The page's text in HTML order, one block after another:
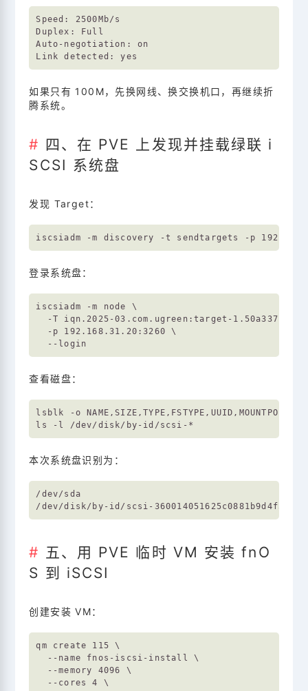
Speed: 2500Mb/s
Duplex: Full
Auto-negotiation: on
如果只有 100M，先换网线、换交换机口，再继续折
腾系统。
四、在 PVE 上发现并挂载绿联 i
SCSI 系统盘
发现 Target：
登录系统盘：
iscsiadm -m node \
-T iqn.2025-03.com.ugreen:target-1.50a337b00d
  -p 192.168.31.20:3260 \
查看磁盘：
lsblk -o NAME,SIZE,TYPE,FSTYPE,UUID,MOUNTPOINTS
本次系统盘识别为：
/dev/sda
五、用 PVE 临时 VM 安装 fnO
S 到 iSCSI
创建安装 VM：
qm create 115 \
  --name fnos-iscsi-install \
  --memory 4096 \
  --cores 4 \